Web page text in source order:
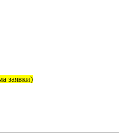
заявки)